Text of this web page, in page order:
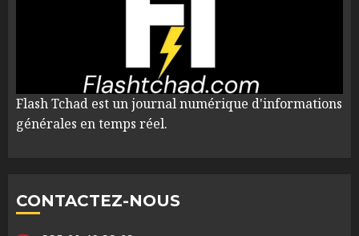
Flash Tchad est un journal numérique d'informations
générales en temps réel.
CONTACTEZ-NOUS